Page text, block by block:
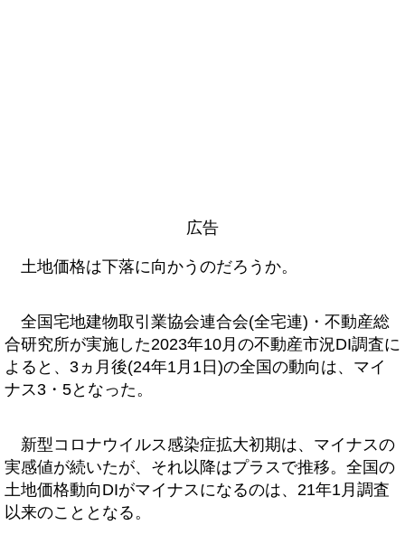
広告
土地価格は下落に向かうのだろうか。
全国宅地建物取引業協会連合会(全宅連)・不動産総
合研究所が実施した2023年10月の不動産市況DI調査に
よると、3ヵ月後(24年1月1日)の全国の動向は、マイ
ナス3・5となった。
新型コロナウイルス感染症拡大初期は、マイナスの
実感値が続いたが、それ以降はプラスで推移。全国の
土地価格動向DIがマイナスになるのは、21年1月調査
以来のこととなる。